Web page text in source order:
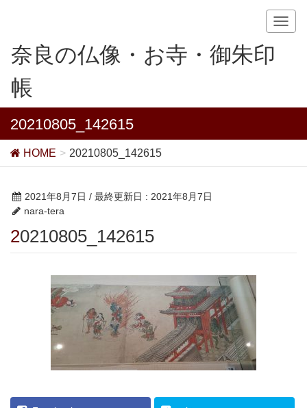
T
v
奈良の仏像・お寺・御朱印
帳
20210805_142615
HOME 20210805_142615
2021年8月7日 / 最終更新日 : 2021年8月7日
nara-tera
20210805_142615